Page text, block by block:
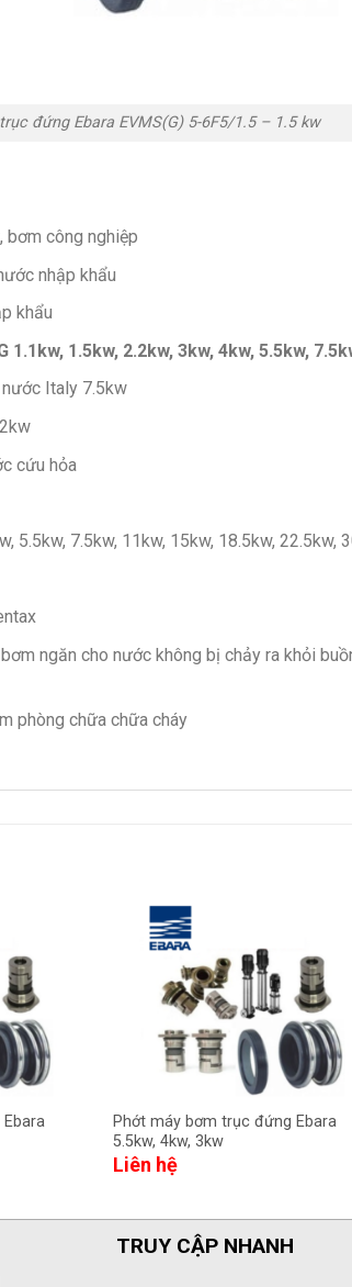
đứng Ebara EVMS(G) 5-6F5/1.5 – 1.5 kw
bơm công nghiệp
nhập khẩu
khẩu
1.5kw, 2.2kw, 3kw, 4kw, 5.5kw,
nước Italy 7.5kw
cứu hỏa
5.5kw, 7.5kw, 11kw, 15kw, 18.5kw, 22.5kw,
ngăn cho nước không bị chảy ra khỏi
phòng chữa chữa cháy
Phớt máy bơm trục đứng Ebara
5.5kw, 4kw, 3kw
Liên hệ
TRUY CẬP NHANH